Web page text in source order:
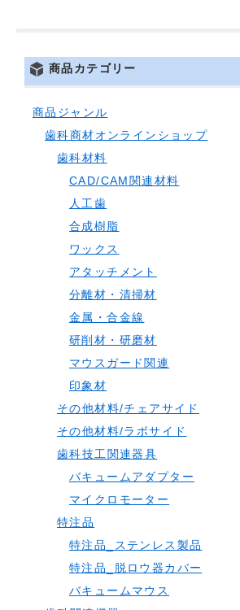
商品カテゴリー
商品ジャンル
歯科商材オンラインショップ
歯科材料
CAD/CAM関連材料
人工歯
合成樹脂
ワックス
アタッチメント
分離材・清掃材
金属・合金線
研削材・研磨材
マウスガード関連
印象材
その他材料/チェアサイド
その他材料/ラボサイド
歯科技工関連器具
バキュームアダプター
マイクロモーター
特注品
特注品_ステンレス製品
特注品_脱ロウ器カバー
バキュームマウス